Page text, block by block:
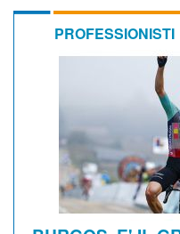
PROFESSIONISTI